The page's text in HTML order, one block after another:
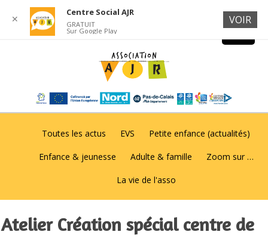
Toutes les actus EVS Petite enfance (actualités)
Enfance & jeunesse Adulte & famille Zoom sur …
La vie de l'asso
Atelier Création spécial centre de
✕
Centre Social AJR
GRATUIT
Sur Google Play
VOIR